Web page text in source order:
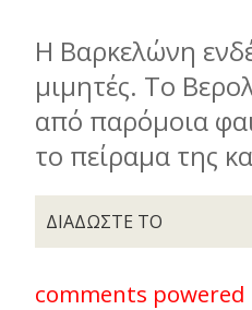
Η Βαρκελώνη
μιμητές. Το
από παρόμοια
το πείραμα της
ΔΙΑΔΩΣΤΕ ΤΟ
comments powered